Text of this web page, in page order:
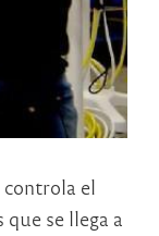
controla el
se llega a